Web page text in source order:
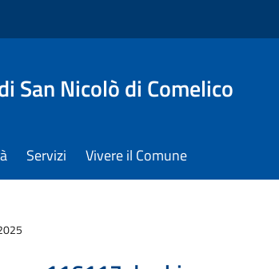
San Nicolò di Comelico
Servizi Vivere il Comune